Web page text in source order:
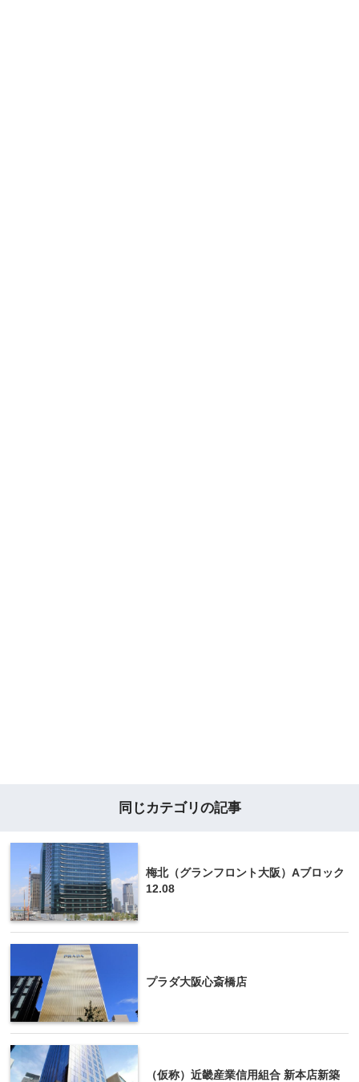
同じカテゴリの記事
梅北（グランフロント大阪）Aブロック
12.08
プラダ大阪心斎橋店
（仮称）近畿産業信用組合 新本店新築